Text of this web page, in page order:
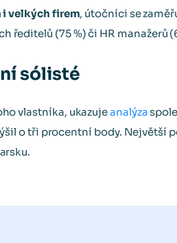
velkých firem, útočníci se
ředitelů (75 %) či HR manažerů
sólisté
vlastníka, ukazujeanalýza
o tři procentní body. Největší